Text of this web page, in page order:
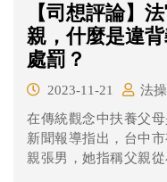
【司想評論】
親，什麼是違
處罰？
2023-11-21
法
在傳統觀念中扶養父
新聞報導指出，台中
親張男，她指稱父親